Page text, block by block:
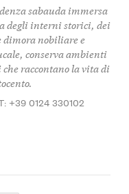
sabauda immersa
degli interni storici, dei
dimora nobiliare e
conserva ambienti
raccontano la vita di
+39 0124 330102